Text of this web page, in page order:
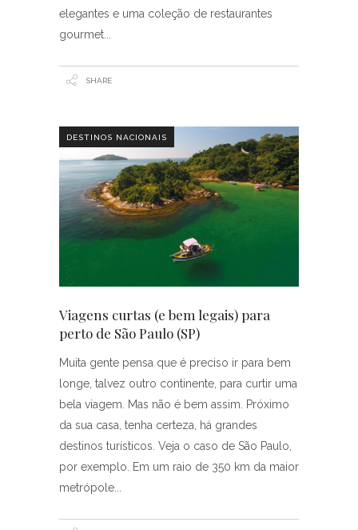
elegantes e uma coleção de restaurantes
gourmet
SHARE
DESTINOS NACIONAIS
Viagens curtas (e bem legais) para
perto de São Paulo (SP)
Muita gente pensa que é preciso ir para bem
longe, talvez outro continente, para curtir uma
bela viagem. Mas não é bem assim. Próximo
da sua casa, tenha certeza, há grandes
destinos turísticos. Veja o caso de São Paulo,
por exemplo. Em um raio de 350 km da maior
metrópole